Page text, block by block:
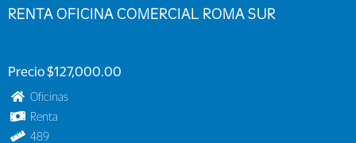
RENTA OFICINA COMERCIAL ROMA SUR
Precio $127,000.00
Oficinas
Renta
489